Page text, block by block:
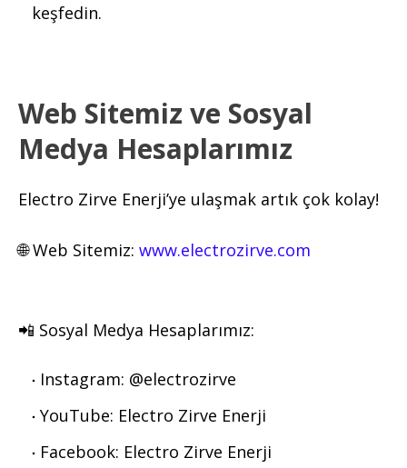
keşfedin.
Web Sitemiz ve Sosyal
Medya Hesaplarımız
Electro Zirve Enerji’ye ulaşmak artık çok kolay!
🌐 Web Sitemiz: www.electrozirve.com
📲 Sosyal Medya Hesaplarımız:
Instagram: @electrozirve
YouTube: Electro Zirve Enerji
Facebook: Electro Zirve Enerji